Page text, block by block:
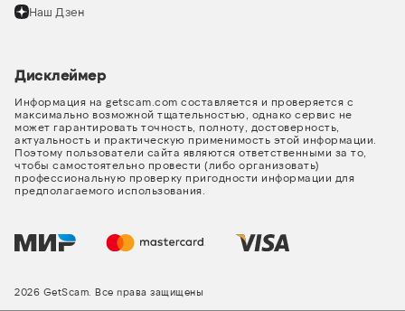
Наш Дзен
Дисклеймер
Информация на getscam.com составляется и проверяется с
максимально возможной тщательностью, однако сервис не
может гарантировать точность, полноту, достоверность,
актуальность и практическую применимость этой информации.
Поэтому пользователи сайта являются ответственными за то,
чтобы самостоятельно провести (либо организовать)
профессиональную проверку пригодности информации для
предполагаемого использования.
2026 GetScam. Все права защищены